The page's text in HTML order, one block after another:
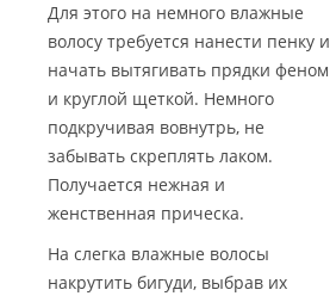
Для этого на немного влажные
волосу требуется нанести пенку и
начать вытягивать прядки феном
и круглой щеткой. Немного
подкручивая вовнутрь, не
забывать скреплять лаком.
Получается нежная и
женственная прическа.
На слегка влажные волосы
накрутить бигуди, выбрав их